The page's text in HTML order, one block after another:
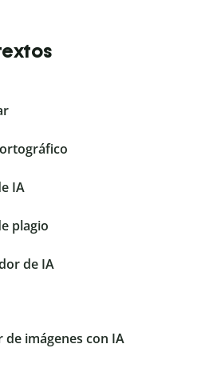
IA
plagio
de IA
de imágenes con IA